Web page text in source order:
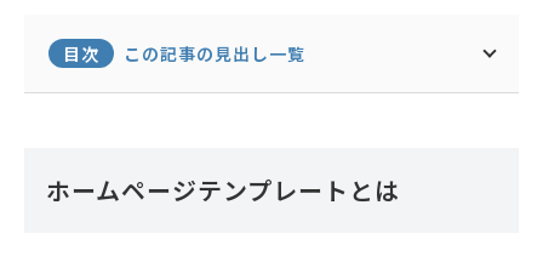
形でのIT導入も行っている。
目次 この記事の見出し一覧
ホームページテンプレートとは